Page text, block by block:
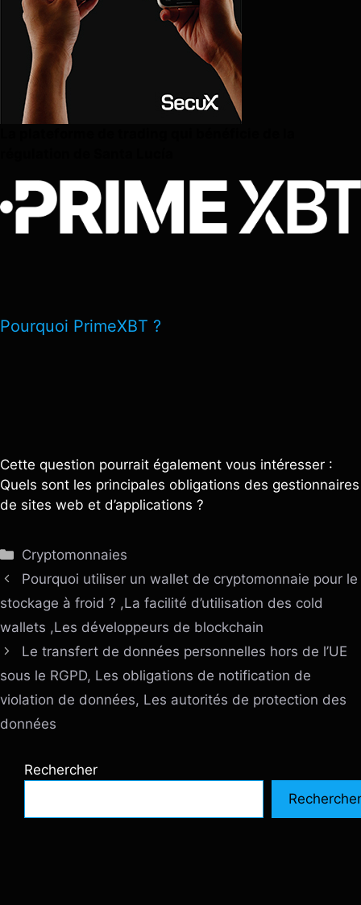
Pourquoi PrimeXBT ?
Cette question pourrait également vous intéresser :
Quels sont les principales obligations des gestionnaires
de sites web et d’applications ?
Catégories
Cryptomonnaies
Pourquoi utiliser un wallet de cryptomonnaie pour le
stockage à froid ? ,La facilité d’utilisation des cold
wallets ,Les développeurs de blockchain
Le transfert de données personnelles hors de l’UE
sous le RGPD, Les obligations de notification de
violation de données, Les autorités de protection des
données
Rechercher
Rechercher